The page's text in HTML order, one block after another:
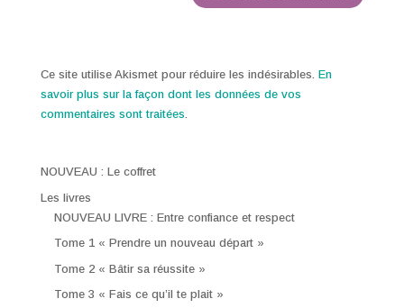
Ce site utilise Akismet pour réduire les indésirables. En
savoir plus sur la façon dont les données de vos
commentaires sont traitées.
NOUVEAU : Le coffret
Les livres
NOUVEAU LIVRE : Entre confiance et respect
Tome 1 « Prendre un nouveau départ »
Tome 2 « Bâtir sa réussite »
Tome 3 « Fais ce qu’il te plait »